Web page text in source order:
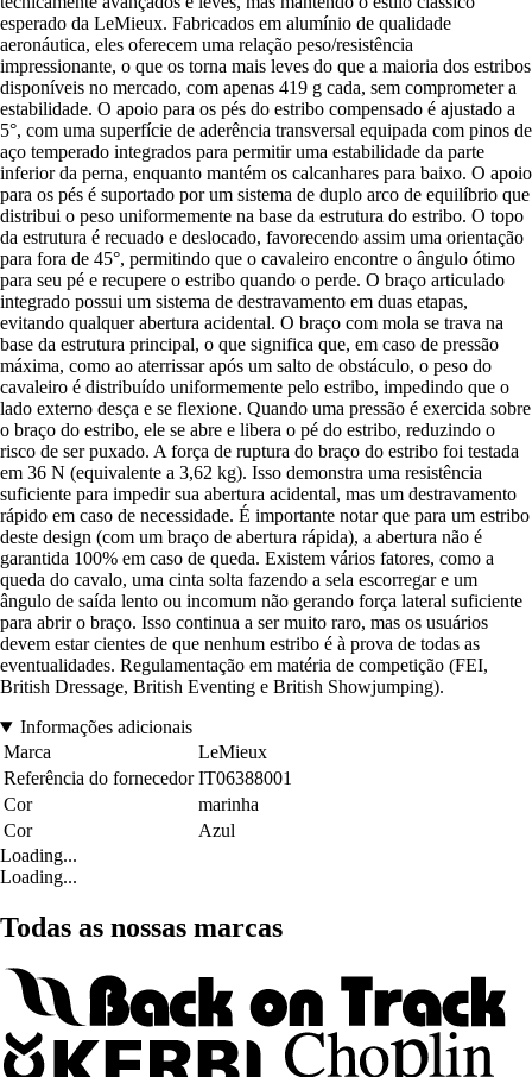
esperado da LeMieux. Fabricados em alumínio de qualidade
aeronáutica, eles oferecem uma relação peso/resistência
impressionante, o que os torna mais leves do que a maioria dos estribos
disponíveis no mercado, com apenas 419 g cada, sem comprometer a
estabilidade. O apoio para os pés do estribo compensado é ajustado a
5°, com uma superfície de aderência transversal equipada com pinos de
aço temperado integrados para permitir uma estabilidade da parte
inferior da perna, enquanto mantém os calcanhares para baixo. O apoio
para os pés é suportado por um sistema de duplo arco de equilíbrio que
distribui o peso uniformemente na base da estrutura do estribo. O topo
da estrutura é recuado e deslocado, favorecendo assim uma orientação
para fora de 45°, permitindo que o cavaleiro encontre o ângulo ótimo
para seu pé e recupere o estribo quando o perde. O braço articulado
integrado possui um sistema de destravamento em duas etapas,
evitando qualquer abertura acidental. O braço com mola se trava na
base da estrutura principal, o que significa que, em caso de pressão
máxima, como ao aterrissar após um salto de obstáculo, o peso do
cavaleiro é distribuído uniformemente pelo estribo, impedindo que o
lado externo desça e se flexione. Quando uma pressão é exercida sobre
o braço do estribo, ele se abre e libera o pé do estribo, reduzindo o
risco de ser puxado. A força de ruptura do braço do estribo foi testada
em 36 N (equivalente a 3,62 kg). Isso demonstra uma resistência
suficiente para impedir sua abertura acidental, mas um destravamento
rápido em caso de necessidade. É importante notar que para um estribo
deste design (com um braço de abertura rápida), a abertura não é
garantida 100% em caso de queda. Existem vários fatores, como a
queda do cavalo, uma cinta solta fazendo a sela escorregar e um
ângulo de saída lento ou incomum não gerando força lateral suficiente
para abrir o braço. Isso continua a ser muito raro, mas os usuários
devem estar cientes de que nenhum estribo é à prova de todas as
eventualidades. Regulamentação em matéria de competição (FEI,
British Dressage, British Eventing e British Showjumping).
Informações adicionais
Marca
LeMieux
Referência do fornecedor IT06388001
Cor
marinha
Cor
Azul
Loading...
Loading...
Todas as nossas marcas